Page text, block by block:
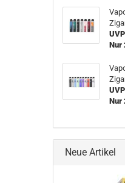
Nur
Nur
Neue Artikel